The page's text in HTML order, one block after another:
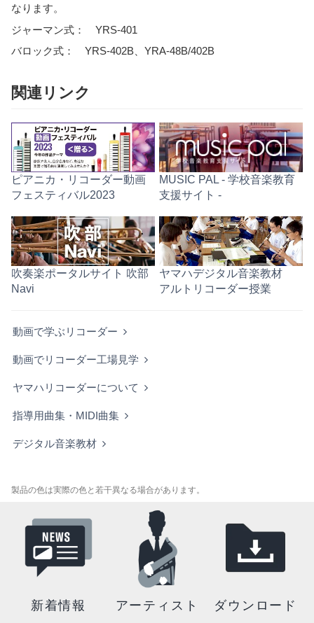
なります。
ジャーマン式： YRS-401
バロック式： YRS-402B、YRA-48B/402B
関連リンク
ピアニカ・リコーダー動画
フェスティバル2023
MUSIC PAL - 学校音楽教育
支援サイト -
吹奏楽ポータルサイト 吹部
Navi
ヤマハデジタル音楽教材
アルトリコーダー授業
動画で学ぶリコーダー
動画でリコーダー工場見学
ヤマハリコーダーについて
指導用曲集・MIDI曲集
デジタル音楽教材
製品の色は実際の色と若干異なる場合があります。
新着情報 アーティスト ダウンロード